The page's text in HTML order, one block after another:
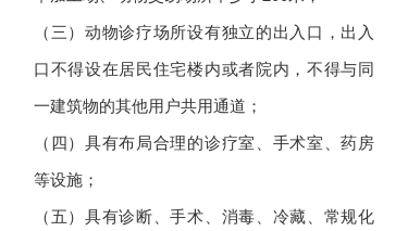
（三）动物诊疗场所设有独立的出入口，出入
口不得设在居民住宅楼内或者院内，不得与同
一建筑物的其他用户共用通道；
（四）具有布局合理的诊疗室、手术室、药房
等设施；
（五）具有诊断、手术、消毒、冷藏、常规化